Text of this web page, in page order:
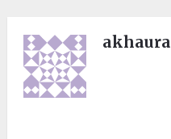
akhaura